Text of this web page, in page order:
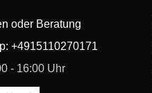
oder Beratung
+4915110270171
- 16:00 Uhr